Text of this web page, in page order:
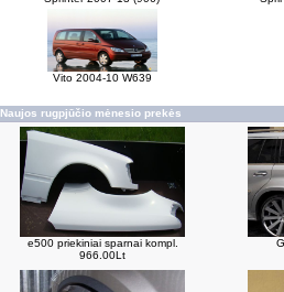
Vito 2004-10 W639
Naujos rugpjūčio mėnesio prekės
e500 priekiniai sparnai kompl.
966.00Lt